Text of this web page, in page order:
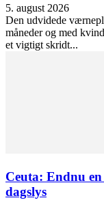
5. august 2026
Den udvidede
måneder og med
et vigtigt skridt...
Ceuta: Endnu
dagslys